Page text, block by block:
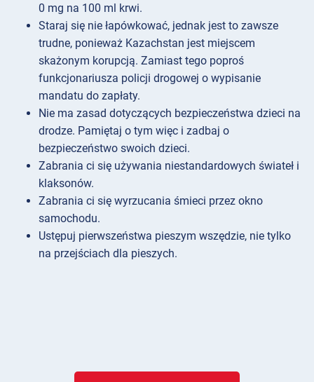
0 mg na 100 ml krwi.
Staraj się nie łapówkować, jednak jest to zawsze
trudne, ponieważ Kazachstan jest miejscem
skażonym korupcją. Zamiast tego poproś
funkcjonariusza policji drogowej o wypisanie
mandatu do zapłaty.
Nie ma zasad dotyczących bezpieczeństwa dzieci na
drodze. Pamiętaj o tym więc i zadbaj o
bezpieczeństwo swoich dzieci.
Zabrania ci się używania niestandardowych świateł i
klaksonów.
Zabrania ci się wyrzucania śmieci przez okno
samochodu.
Ustępuj pierwszeństwa pieszym wszędzie, nie tylko
na przejściach dla pieszych.